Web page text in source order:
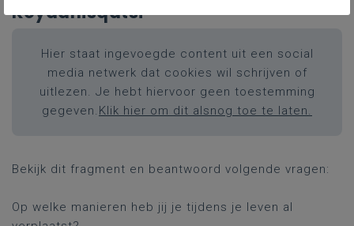
Koyaanisqatsi
Hier staat ingevoegde content uit een social
media netwerk dat cookies wil schrijven of
uitlezen. Je hebt hiervoor geen toestemming
gegeven. Klik hier om dit alsnog toe te laten.
Bekijk dit fragment en beantwoord volgende vragen:
Op welke manieren heb jij je tijdens je leven al